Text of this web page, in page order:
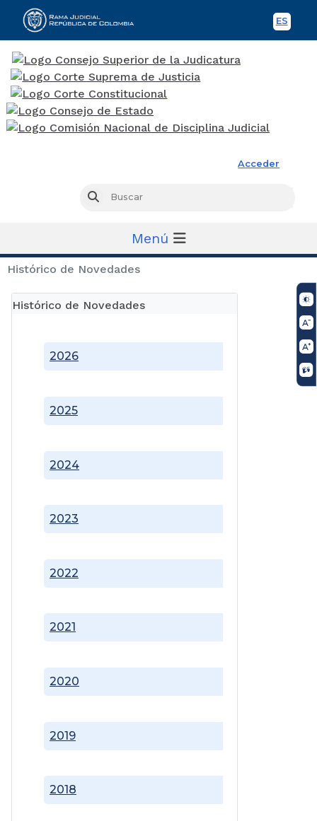
ES
Acceder
Buscar
Menú
Histórico de Novedades
Histórico de Novedades
2018
2019
2020
2021
2022
2023
2024
2025
2026